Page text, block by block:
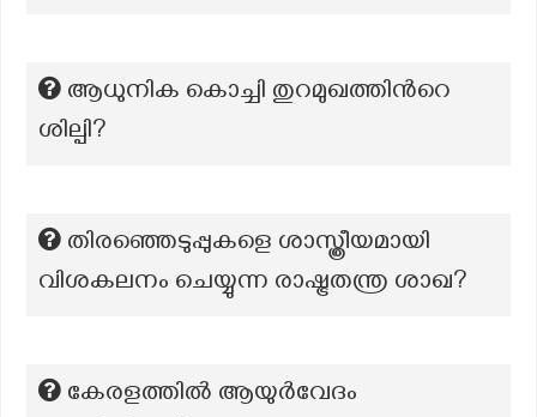
ആധുനിക കൊച്ചി തുറമുഖത്തിന്‍റെ
ശില്പി?
തിരഞ്ഞെടുപ്പുകളെ ശാസ്ത്രീയമായി
വിശകലനം ചെയ്യുന്ന രാഷ്ട്രതന്ത്ര ശാഖ?
കേരളത്തിൽ ആയുർവേദം